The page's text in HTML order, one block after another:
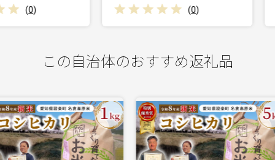
( 0)
この自治体のおすすめ返礼品